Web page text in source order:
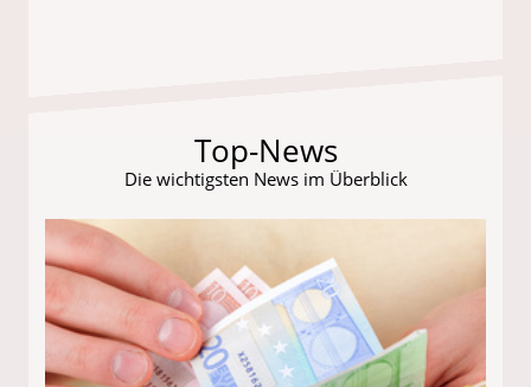
Top-News
Die wichtigsten News im Überblick